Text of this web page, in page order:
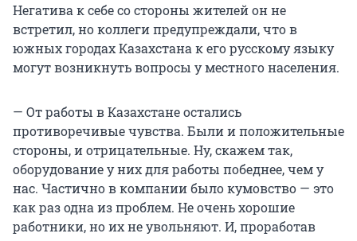
Негатива к себе со стороны жителей он не
встретил, но коллеги предупреждали, что в
южных городах Казахстана к его русскому языку
могут возникнуть вопросы у местного населения.
— От работы в Казахстане остались
противоречивые чувства. Были и положительные
стороны, и отрицательные. Ну, скажем так,
оборудование у них для работы победнее, чем у
нас. Частично в компании было кумовство — это
как раз одна из проблем. Не очень хорошие
работники, но их не увольняют. И, проработав